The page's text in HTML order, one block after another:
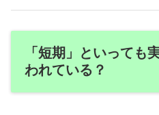
「短期」といっても
われている？